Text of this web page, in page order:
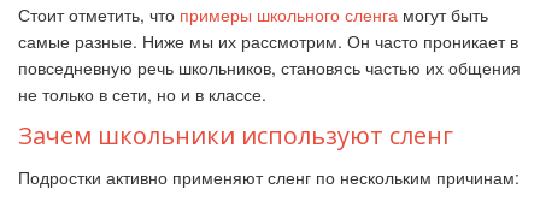
Стоит отметить, что примеры школьного сленга могут быть
самые разные. Ниже мы их рассмотрим. Он часто проникает в
повседневную речь школьников, становясь частью их общения
не только в сети, но и в классе.
Зачем школьники используют сленг
Подростки активно применяют сленг по нескольким причинам: